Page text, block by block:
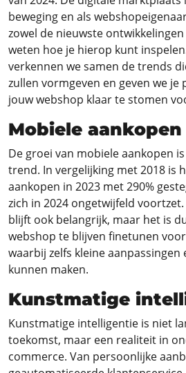
beweging en als
zowel de nieuwste
weten hoe je hierop kunt
verkennen we samen de trends
zullen vormgeven en geven we je
jouw webshop klaar te stomen
Mobiele aankopen
De groei van mobiele aankopen
trend. In vergelijking met 2018 is
aankopen in 2023 met 290%
zich in 2024 ongetwijfeld
blijft ook belangrijk, maar het is
webshop te blijven finetunen
waarbij zelfs kleine
kunnen maken.
Kunstmatige
Kunstmatige intelligentie is niet
toekomst, maar een realiteit in
commerce. Van persoonlijke